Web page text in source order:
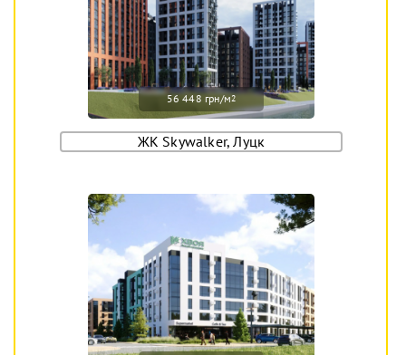
56 448 грн/м2
ЖК Skywalker, Луцк